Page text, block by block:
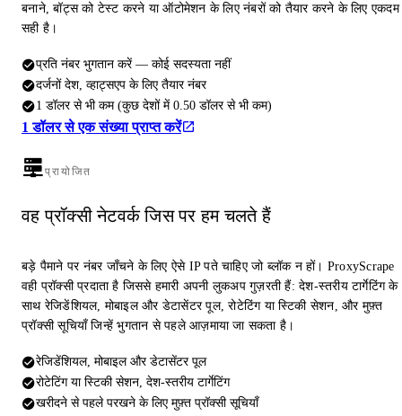
बनाने, बॉट्स को टेस्ट करने या ऑटोमेशन के लिए नंबरों को तैयार करने के लिए एकदम
सही है।
प्रति नंबर भुगतान करें — कोई सदस्यता नहीं
दर्जनों देश, व्हाट्सएप के लिए तैयार नंबर
1 डॉलर से भी कम (कुछ देशों में 0.50 डॉलर से भी कम)
1 डॉलर से एक संख्या प्राप्त करें
प्रायोजित
वह प्रॉक्सी नेटवर्क जिस पर हम चलते हैं
बड़े पैमाने पर नंबर जाँचने के लिए ऐसे IP पते चाहिए जो ब्लॉक न हों। ProxyScrape
वही प्रॉक्सी प्रदाता है जिससे हमारी अपनी लुकअप गुज़रती हैं: देश-स्तरीय टार्गेटिंग के
साथ रेजिडेंशियल, मोबाइल और डेटासेंटर पूल, रोटेटिंग या स्टिकी सेशन, और मुफ़्त
प्रॉक्सी सूचियाँ जिन्हें भुगतान से पहले आज़माया जा सकता है।
रेजिडेंशियल, मोबाइल और डेटासेंटर पूल
रोटेटिंग या स्टिकी सेशन, देश-स्तरीय टार्गेटिंग
खरीदने से पहले परखने के लिए मुफ़्त प्रॉक्सी सूचियाँ